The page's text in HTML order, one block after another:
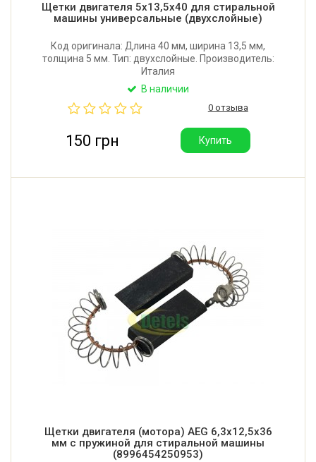
Щетки двигателя 5x13,5x40 для стиральной
машины универсальные (двухслойные)
Код оригинала: Длина 40 мм, ширина 13,5 мм,
толщина 5 мм. Тип: двухслойные. Производитель:
Италия
В наличии
0 отзыва
150 грн Купить
Щетки двигателя (мотора) AEG 6,3x12,5x36
мм с пружиной для стиральной машины
(8996454250953)